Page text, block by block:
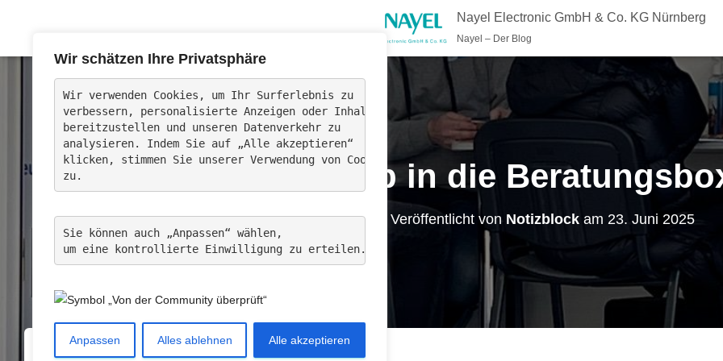
Wir schätzen Ihre Privatsphäre
Wir verwenden Cookies, um Ihr Surferlebnis zu
verbessern, personalisierte Anzeigen oder Inhalte
bereitzustellen und unseren Datenverkehr zu
analysieren. Indem Sie auf „Alle akzeptieren“
klicken, stimmen Sie unserer Verwendung von Cookies
zu.
Sie können auch „Anpassen“ wählen,
um eine kontrollierte Einwilligung zu erteilen.
Anpassen Alles ablehnen Alle akzeptieren
Nayel Electronic GmbH & Co. KG Nürnberg
Nayel – Der Blog
Ab in die
Veröffentlicht von Notizblockam 23. Juni 2025